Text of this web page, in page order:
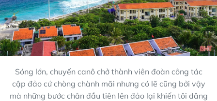
Sóng lớn, chuyến canô chở thành viên đoàn công tác
cập đảo cứ chòng chành mãi nhưng có lẽ cũng bởi vậy
mà những bước chân đầu tiên lên đảo lại khiến tôi dâng